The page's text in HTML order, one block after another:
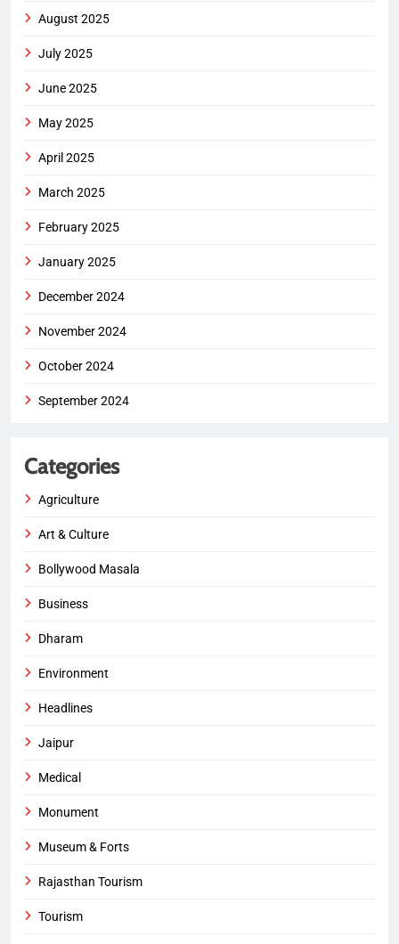
August 2025
July 2025
June 2025
May 2025
April 2025
March 2025
February 2025
January 2025
December 2024
November 2024
October 2024
September 2024
Categories
Agriculture
Art & Culture
Bollywood Masala
Business
Dharam
Environment
Headlines
Jaipur
Medical
Monument
Museum & Forts
Rajasthan Tourism
Tourism